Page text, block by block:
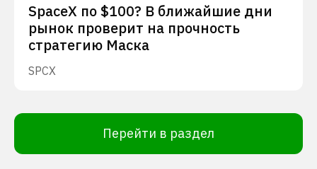
SpaceX по $100? В ближайшие дни
рынок проверит на прочность
стратегию Маска
SPCX
Перейти в раздел